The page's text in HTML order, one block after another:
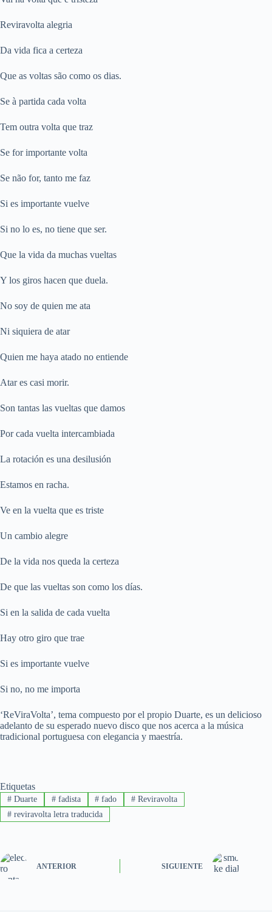
Reviravolta alegria
Da vida fica a certeza
Que as voltas são como os dias.
Se à partida cada volta
Tem outra volta que traz
Se for importante volta
Se não for, tanto me faz
Si es importante vuelve
Si no lo es, no tiene que ser.
Que la vida da muchas vueltas
Y los giros hacen que duela.
No soy de quien me ata
Ni siquiera de atar
Quien me haya atado no entiende
Atar es casi morir.
Son tantas las vueltas que damos
Por cada vuelta intercambiada
La rotación es una desilusión
Estamos en racha.
Ve en la vuelta que es triste
Un cambio alegre
De la vida nos queda la certeza
De que las vueltas son como los días.
Si en la salida de cada vuelta
Hay otro giro que trae
Si es importante vuelve
Si no, no me importa
‘ReViraVolta’, tema compuesto por el propio Duarte, es un delicioso
adelanto de su esperado nuevo disco que nos acerca a la música
tradicional portuguesa con elegancia y maestría.
Etiquetas
#Duarte #fadista # fado # Reviravolta
#reviravolta letra traducida
ANTERIOR SIGUIENTE